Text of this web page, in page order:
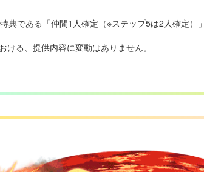
典である「仲間1人確定（※ステップ5は2人確定）
ける、提供内容に変動はありません。